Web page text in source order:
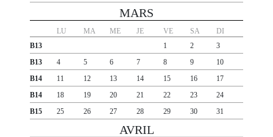
MARS
LU MA ME JE VE SA
DI
B13
1 2
3
B13
4 5 6 7 8 9
10
B14
11 12 13 14 15 16
17
B14
18 19 20 21 22 23
24
B15
25 26 27 28 29 30 31
AVRIL